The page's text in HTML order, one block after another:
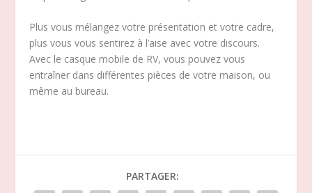
Plus vous mélangez votre présentation et votre cadre,
plus vous vous sentirez à l’aise avec votre discours.
Avec le casque mobile de RV, vous pouvez vous
entraîner dans différentes pièces de votre maison, ou
même au bureau.
PARTAGER: